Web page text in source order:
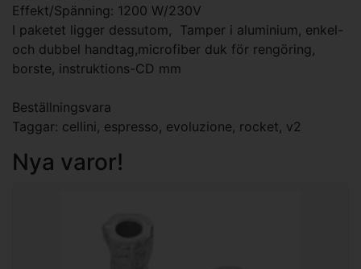
Effekt/Spänning: 1200 W/230V
I paketet ligger dessutom, Tamper i aluminium, enkel-
och dubbel handtag,microfiber duk för rengöring,
borste, instruktions-CD mm
Beställningsvara
Taggar: cellini, espresso, evoluzione, rocket, v2
Nya varor!